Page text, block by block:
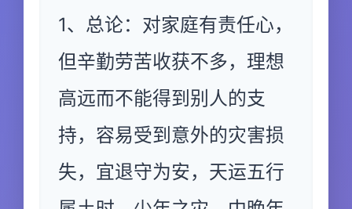
1、总论：对家庭有责任心，
但辛勤劳苦收获不多，理想
高远而不能得到别人的支
持，容易受到意外的灾害损
失，宜退守为安，天运五行